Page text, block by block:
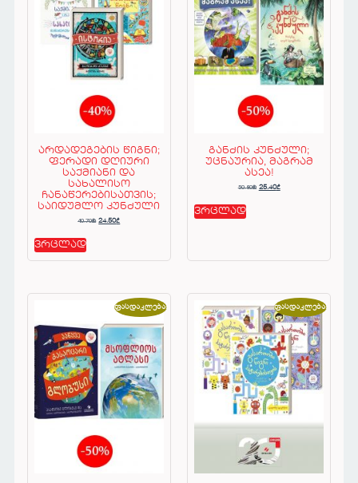
არდადეგების წიგნი;
ფერადი დღიური
საქმიანი და
სახალისო
ჩანაწერებისათვის;
საიდუმლო კუნძული
40.70₾ 24.50₾
ვრცლად
განძის კუნძული;
უცნაურია, მაგრამ
ასეა!
50.80₾ 25.40₾
ვრცლად
ფასდაკლება! ფასდაკლება!